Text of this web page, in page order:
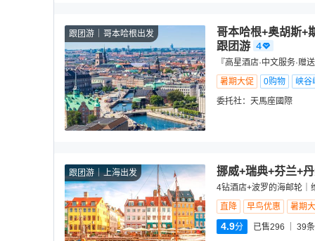
跟团游 哥本哈根出发
哥本哈根+奥胡斯+
跟团游
『高星酒店·中文服务·
暑期大促
0购物
峡谷
委托社： 天馬座國際
跟团游 上海出发 挪威+瑞典+芬兰+
4钻酒店+波罗的海邮轮｜
直降
早鸟优惠 暑期
4.9分 已售296 39